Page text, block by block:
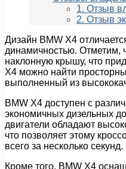
1. Отзыв
2. Отзыв
Дизайн BMW X4
динамичностью. Отметим,
наклонную крышу, что
X4 можно найти
выполненный из
BMW X4 доступен с
экономичных дизельных
двигатели обладают
что позволяет этому
всего за несколько секунд.
Кроме того, BMW X4